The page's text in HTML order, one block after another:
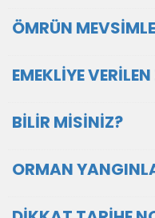
ÖMRÜN
EMEKLİYE
BİLİR MİSİNİZ?
ORMAN